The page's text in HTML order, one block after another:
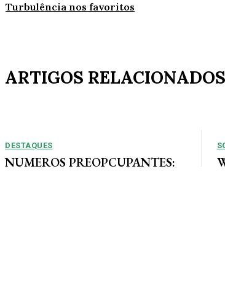
Turbulência nos favoritos
ARTIGOS RELACIONADOS
DESTAQUES
NUMEROS PREOPCUPANTES: